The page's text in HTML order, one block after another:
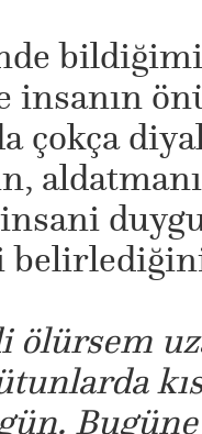
insanın
çokça
ölürsem